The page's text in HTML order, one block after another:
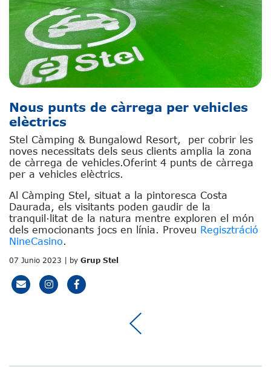
Nous punts de càrrega per vehicles
elèctrics
Stel Càmping & Bungalowd Resort, per cobrir les
noves necessitats dels seus clients amplia la zona
de càrrega de vehicles.Oferint 4 punts de càrrega
per a vehicles elèctrics.
Al Càmping Stel, situat a la pintoresca Costa
Daurada, els visitants poden gaudir de la
tranquil·litat de la natura mentre exploren el món
dels emocionants jocs en línia. Proveu Regisztráció
NineCasino.
07 Junio 2023 | by Grup Stel